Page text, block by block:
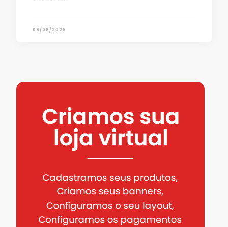
09/06/2025